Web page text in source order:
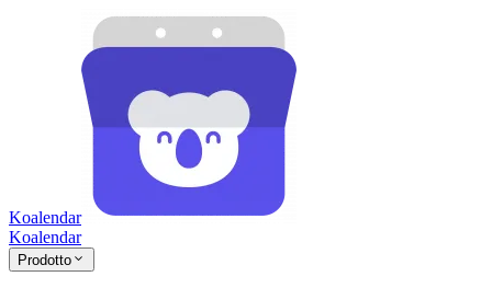
Koalendar
Koalendar
Prodotto